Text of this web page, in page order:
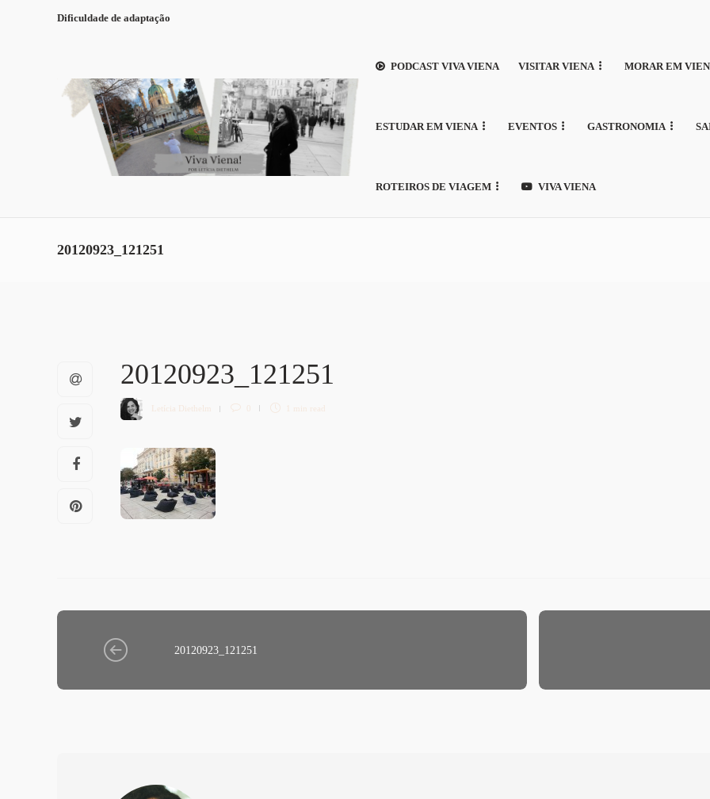
Dificuldade de adaptação
PODCAST VIVA VIENA VISITAR VIENA MORAR EM
ESTUDAR EM VIENA EVENTOS GASTRONOMIA
ROTEIROS DE VIAGEM VIVA VIENA
20120923_121251
20120923_121251
Letícia Diethelm 0 1 min read
20120923_121251